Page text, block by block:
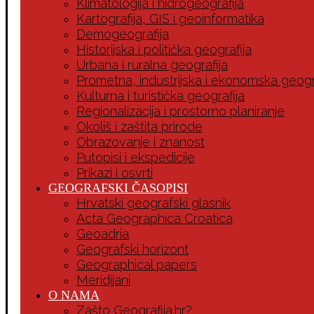
Klimatologija i hidrogeografija
Kartografija, GIS i geoinformatika
Demogeografija
Historijska i politička geografija
Urbana i ruralna geografija
Prometna, industrijska i ekonomska
Kulturna i turistička geografija
Regionalizacija i prostorno planiranje
Okoliš i zaštita prirode
Obrazovanje i znanost
Putopisi i ekspedicije
Prikazi i osvrti
GEOGRAFSKI ČASOPISI
Hrvatski geografski glasnik
Acta Geographica Croatica
Geoadria
Geografski horizont
Geographical papers
Meridijani
O NAMA
Zašto Geografija.hr?